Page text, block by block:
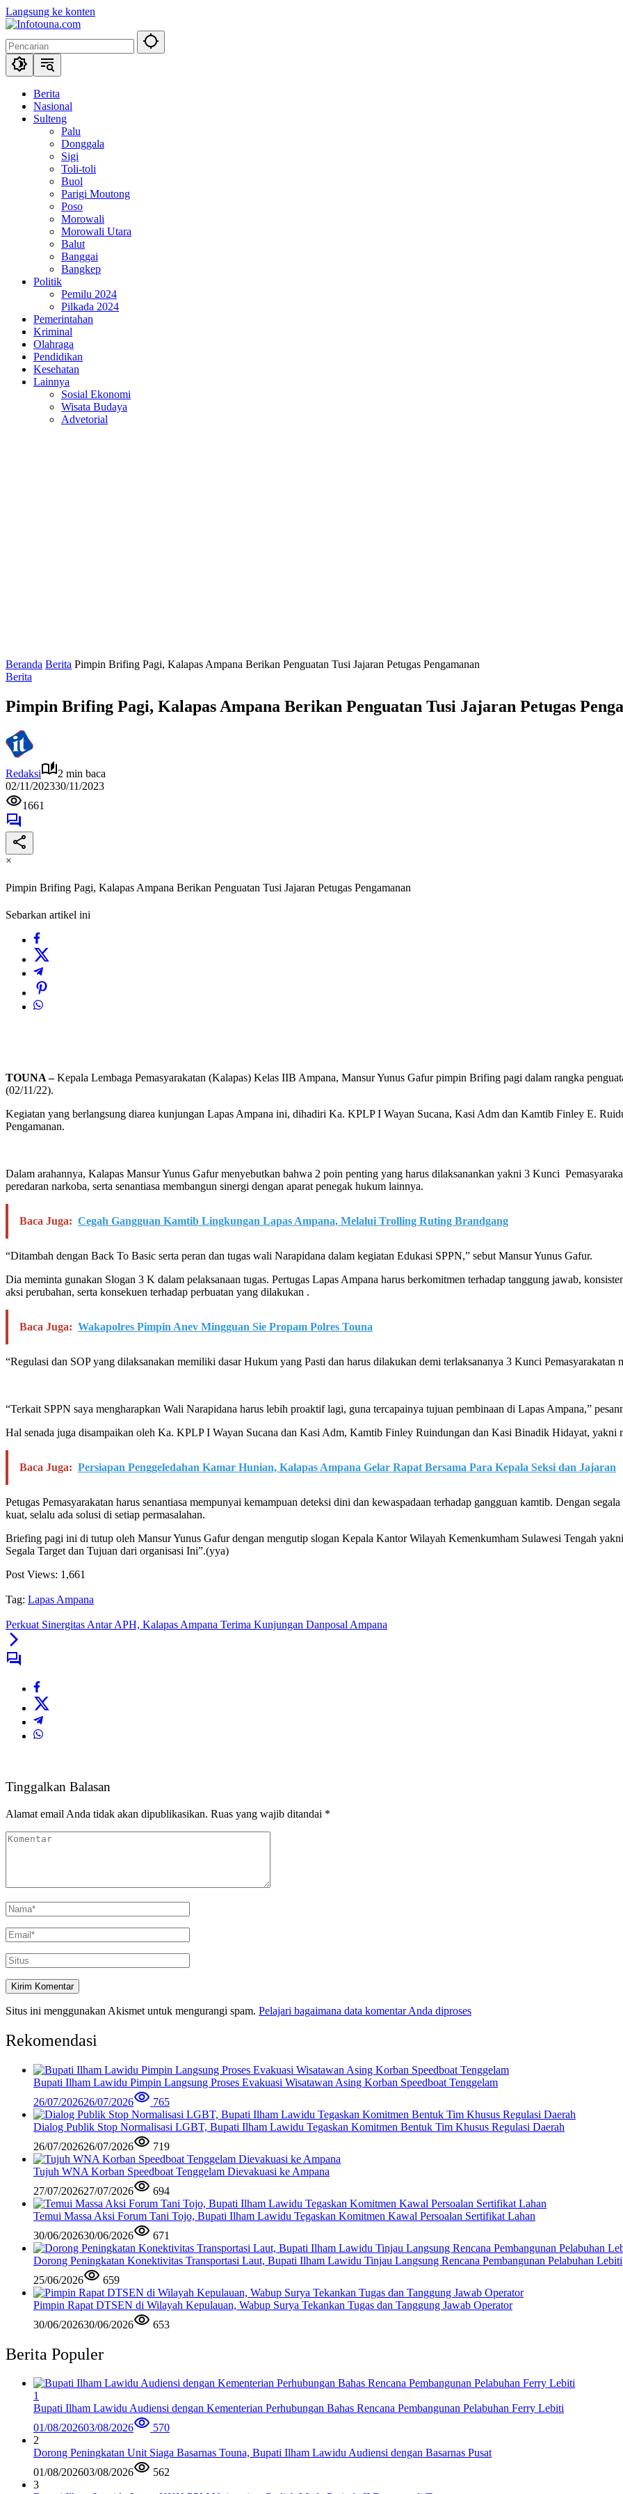
Langsung ke konten
Berita
Nasional
Sulteng
Palu
Donggala
Sigi
Toli-toli
Buol
Parigi Moutong
Poso
Morowali
Morowali Utara
Balut
Banggai
Bangkep
Politik
Pemilu 2024
Pilkada 2024
Pemerintahan
Kriminal
Olahraga
Pendidikan
Kesehatan
Lainnya
Sosial Ekonomi
Wisata Budaya
Advetorial
Beranda Berita Pimpin Brifing Pagi, Kalapas Ampana Berikan Penguatan Tusi Jajaran Petugas Pengamanan
Berita
Pimpin Brifing Pagi, Kalapas Ampana Berikan Penguatan Tusi Jajaran Petugas
Redaksi
2 min baca
02/11/202330/11/2023
1661
×
Pimpin Brifing Pagi, Kalapas Ampana Berikan Penguatan Tusi Jajaran Petugas Pengamanan
Sebarkan artikel ini
TOUNA –Kepala Lembaga Pemasyarakatan (Kalapas) Kelas IIB Ampana, Mansur Yunus Gafur pimpin Brifing pagi dalam rangka
(02/11/22).
Kegiatan yang berlangsung diarea kunjungan Lapas Ampana ini, dihadiri Ka. KPLP I Wayan Sucana, Kasi Adm dan Kamtib Finley E.
Pengamanan.
Dalam arahannya, Kalapas Mansur Yunus Gafur menyebutkan bahwa 2 poin penting yang harus dilaksanankan yakni 3 Kunci
peredaran narkoba, serta senantiasa membangun sinergi dengan aparat penegak hukum lainnya.
Baca Juga: Cegah Gangguan Kamtib Lingkungan Lapas Ampana, Melalui Trolling Ruting Brandgang
“Ditambah dengan Back To Basic serta peran dan tugas wali Narapidana dalam kegiatan Edukasi SPPN,” sebut Mansur Yunus Gafur.
Dia meminta gunakan Slogan 3 K dalam pelaksanaan tugas. Pertugas Lapas Ampana harus berkomitmen terhadap tanggung jawab,
aksi perubahan, serta konsekuen terhadap perbuatan yang dilakukan .
Baca Juga: Wakapolres Pimpin Anev Mingguan Sie Propam Polres Touna
“Regulasi dan SOP yang dilaksanakan memiliki dasar Hukum yang Pasti dan harus dilakukan demi terlaksananya 3 Kunci Pemasyarakatan
“Terkait SPPN saya mengharapkan Wali Narapidana harus lebih proaktif lagi, guna tercapainya tujuan pembinaan di Lapas Ampana,”
Hal senada juga disampaikan oleh Ka. KPLP I Wayan Sucana dan Kasi Adm, Kamtib Finley Ruindungan dan Kasi Binadik Hidayat, yakni
Baca Juga: Persiapan Penggeledahan Kamar Hunian, Kalapas Ampana Gelar Rapat Bersama Para Kepala Seksi dan Jajaran
Petugas Pemasyarakatan harus senantiasa mempunyai kemampuan deteksi dini dan kewaspadaan terhadap gangguan kamtib. Dengan
kuat, selalu ada solusi di setiap permasalahan.
Briefing pagi ini di tutup oleh Mansur Yunus Gafur dengan mengutip slogan Kepala Kantor Wilayah Kemenkumham Sulawesi Tengah
Segala Target dan Tujuan dari organisasi Ini”.(yya)
Post Views: 1,661
Tag: Lapas Ampana
Perkuat Sinergitas Antar APH, Kalapas Ampana Terima Kunjungan Danposal Ampana
Tinggalkan Balasan
Alamat email Anda tidak akan dipublikasikan. Ruas yang wajib ditandai *
Situs ini menggunakan Akismet untuk mengurangi spam. Pelajari bagaimana data komentar Anda diproses
Rekomendasi
Bupati Ilham Lawidu Pimpin Langsung Proses Evakuasi Wisatawan Asing Korban Speedboat Tenggelam
26/07/202626/07/2026 765
Dialog Publik Stop Normalisasi LGBT, Bupati Ilham Lawidu Tegaskan Komitmen Bentuk Tim Khusus Regulasi Daerah
26/07/202626/07/2026 719
Tujuh WNA Korban Speedboat Tenggelam Dievakuasi ke Ampana
27/07/202627/07/2026 694
Temui Massa Aksi Forum Tani Tojo, Bupati Ilham Lawidu Tegaskan Komitmen Kawal Persoalan Sertifikat Lahan
30/06/202630/06/2026 671
Dorong Peningkatan Konektivitas Transportasi Laut, Bupati Ilham Lawidu Tinjau Langsung Rencana Pembangunan Pelabuhan Lebiti
25/06/2026
659
Pimpin Rapat DTSEN di Wilayah Kepulauan, Wabup Surya Tekankan Tugas dan Tanggung Jawab Operator
30/06/202630/06/2026 653
Berita Populer
1
Bupati Ilham Lawidu Audiensi dengan Kementerian Perhubungan Bahas Rencana Pembangunan Pelabuhan Ferry Lebiti
01/08/202603/08/2026
570
2
Dorong Peningkatan Unit Siaga Basarnas Touna, Bupati Ilham Lawidu Audiensi dengan Basarnas Pusat
01/08/202603/08/2026
562
3